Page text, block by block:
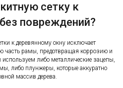
сетку к
повреждений?
к деревянному окну исключает
часть рамы, предотвращая коррозию и
либо металлические зацепы,
либо плунжеры, которые аккуратно
массив дерева.